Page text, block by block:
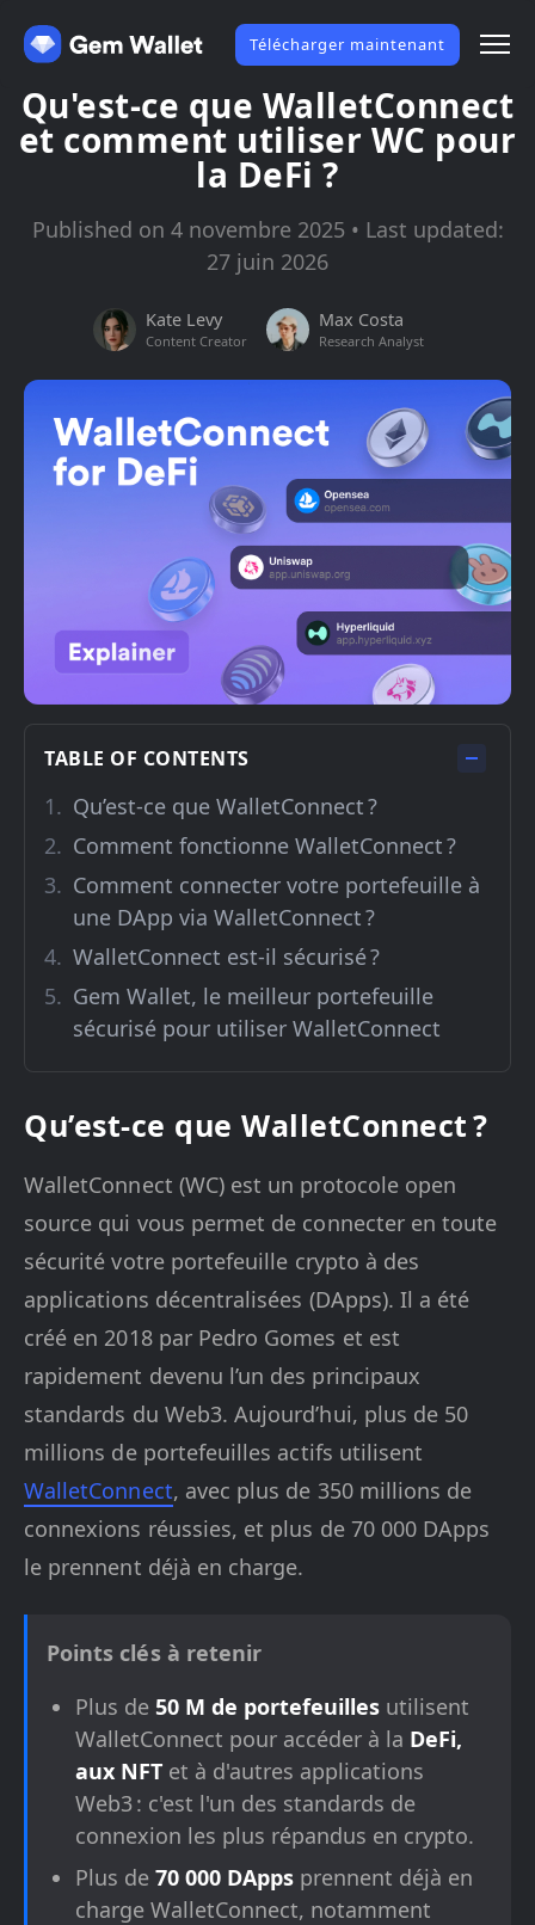
Télécharger maintenant
Qu'est-ce que WalletConnect
et comment utiliser WC pour
la DeFi ?
Published on 4 novembre 2025 • Last updated:
27 juin 2026
Kate Levy
Content Creator
Max Costa
Research Analyst
TABLE OF CONTENTS
Qu’est-ce que WalletConnect ?
Comment fonctionne WalletConnect ?
Comment connecter votre portefeuille à
une DApp via WalletConnect ?
WalletConnect est-il sécurisé ?
Gem Wallet, le meilleur portefeuille
sécurisé pour utiliser WalletConnect
Qu’est-ce que WalletConnect ?
WalletConnect (WC) est un protocole open
source qui vous permet de connecter en toute
sécurité votre portefeuille crypto à des
applications décentralisées (DApps). Il a été
créé en 2018 par Pedro Gomes et est
rapidement devenu l’un des principaux
standards du Web3. Aujourd’hui, plus de 50
millions de portefeuilles actifs utilisent
WalletConnect, avec plus de 350 millions de
connexions réussies, et plus de 70 000 DApps
le prennent déjà en charge.
Points clés à retenir
Plus de 50 M de portefeuilles utilisent
WalletConnect pour accéder à la DeFi,
aux NFT et à d'autres applications
Web3 : c'est l'un des standards de
connexion les plus répandus en crypto.
Plus de 70 000 DApps prennent déjà en
charge WalletConnect, notamment